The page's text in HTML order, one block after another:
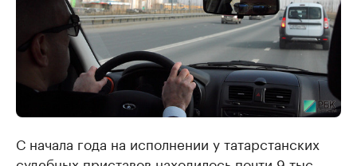
С начала года на исполнении у татарстанских